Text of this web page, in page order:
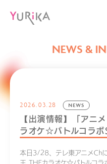
NEWS &
2026.03.28 NEWS
【出演情報】「アニ
ラオケ☆バトルコラボ
本日3/28、テレ東アニメCh